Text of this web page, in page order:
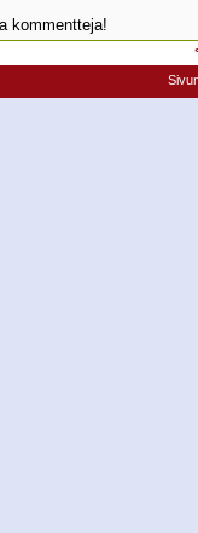
kommentteja!